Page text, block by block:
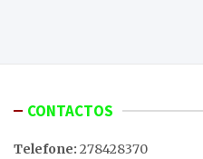
CONTACTOS
Telefone: 278428370